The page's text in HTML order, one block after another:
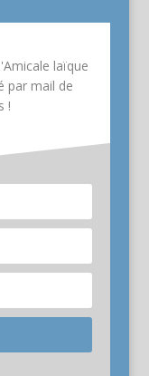
laïque
par mail de
!